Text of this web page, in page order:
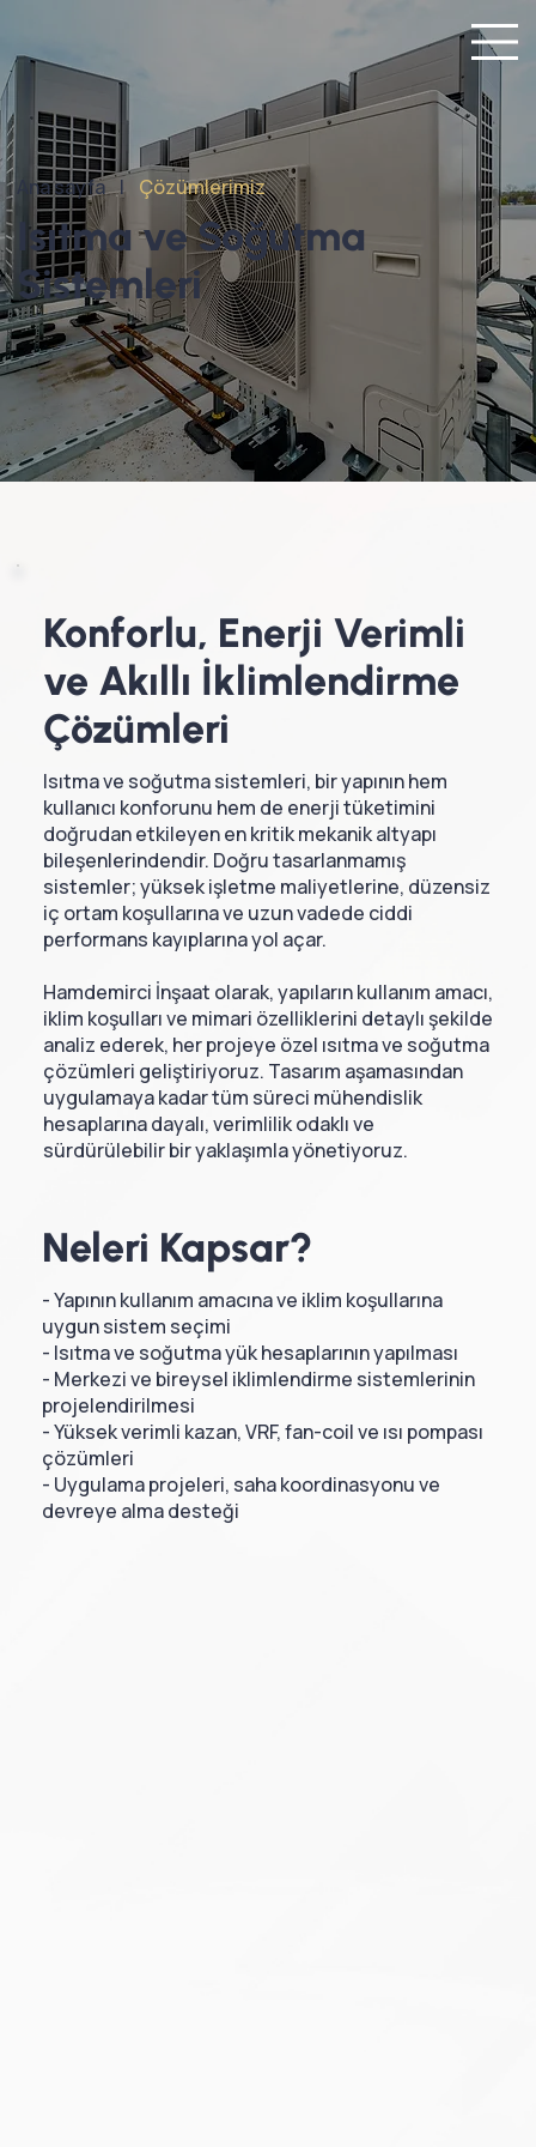
Ana sayfa | Çözümlerimiz
Isıtma ve Soğutma
Sistemleri
Konforlu, Enerji Verimli
ve Akıllı İklimlendirme
Çözümleri
Isıtma ve soğutma sistemleri, bir yapının hem
kullanıcı konforunu hem de enerji tüketimini
doğrudan etkileyen en kritik mekanik altyapı
bileşenlerindendir. Doğru tasarlanmamış
sistemler; yüksek işletme maliyetlerine, düzensiz
iç ortam koşullarına ve uzun vadede ciddi
performans kayıplarına yol açar.
Hamdemirci İnşaat olarak, yapıların kullanım amacı,
iklim koşulları ve mimari özelliklerini detaylı şekilde
analiz ederek, her projeye özel ısıtma ve soğutma
çözümleri geliştiriyoruz. Tasarım aşamasından
uygulamaya kadar tüm süreci mühendislik
hesaplarına dayalı, verimlilik odaklı ve
sürdürülebilir bir yaklaşımla yönetiyoruz.
Neleri Kapsar?
- Yapının kullanım amacına ve iklim koşullarına
uygun sistem seçimi
- Isıtma ve soğutma yük hesaplarının yapılması
- Merkezi ve bireysel iklimlendirme sistemlerinin
projelendirilmesi
- Yüksek verimli kazan, VRF, fan-coil ve ısı pompası
çözümleri
- Uygulama projeleri, saha koordinasyonu ve
devreye alma desteği